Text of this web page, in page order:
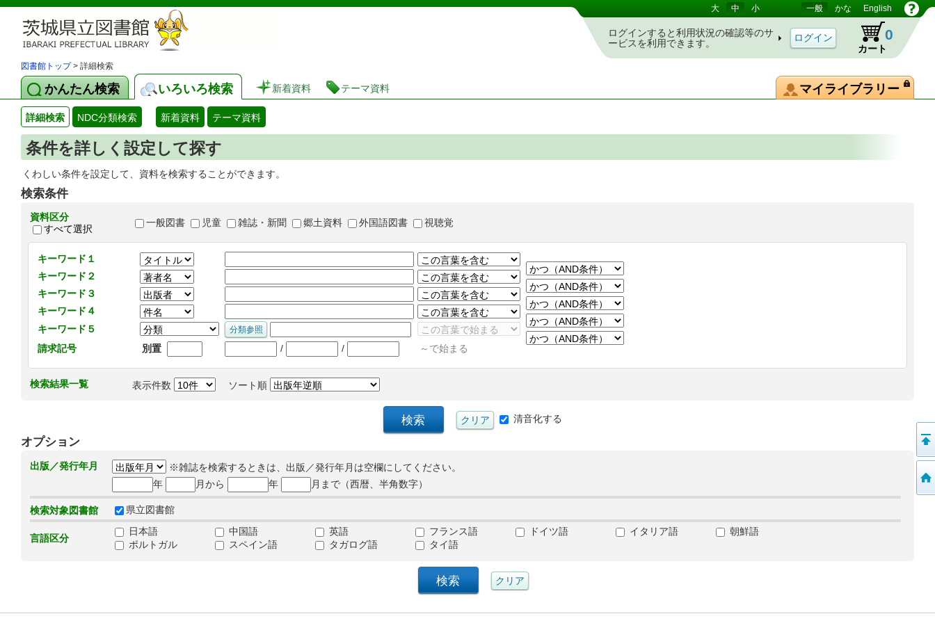
茨城県立図書館 蔵書検索・予約システム 大 中 小 一般 かな English
ログインすると利用状況の確認等のサ
ービスを利用できます。
カート
0
図書館トップ> 詳細検索
かんたん検索 いろいろ検索 新着資料 テーマ資料 マイライブラリー
詳細検索 NDC分類検索 新着資料 テーマ資料
条件を詳しく設定して探す
くわしい条件を設定して、資料を検索することができます。
検索条件
資料区分
すべて選択
一般図書 児童 雑誌・新聞 郷土資料 外国語図書 視聴覚
キーワード１
キーワード２
キーワード３
キーワード４
キーワード５
請求記号
別置 / / ～で始まる
検索結果一覧 表示件数 ソート順
清音化する
オプション
出版／発行年月
※雑誌を検索するときは、出版／発行年月は空欄にしてください。
年
月から 年 月まで（西暦、半角数字）
検索対象図書館 県立図書館
言語区分
日本語 中国語 英語 フランス語 ドイツ語 イタリア語
朝鮮語
ポルトガル
スペイン語 タガログ語 タイ語